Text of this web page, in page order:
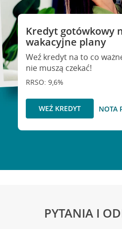
Kredyt gotówkowy
wakacyjne plany
Weź kredyt na to co
nie muszą czekać!
RRSO: 9,6%
WEŹ KREDYT NOTA
PYTANIA I